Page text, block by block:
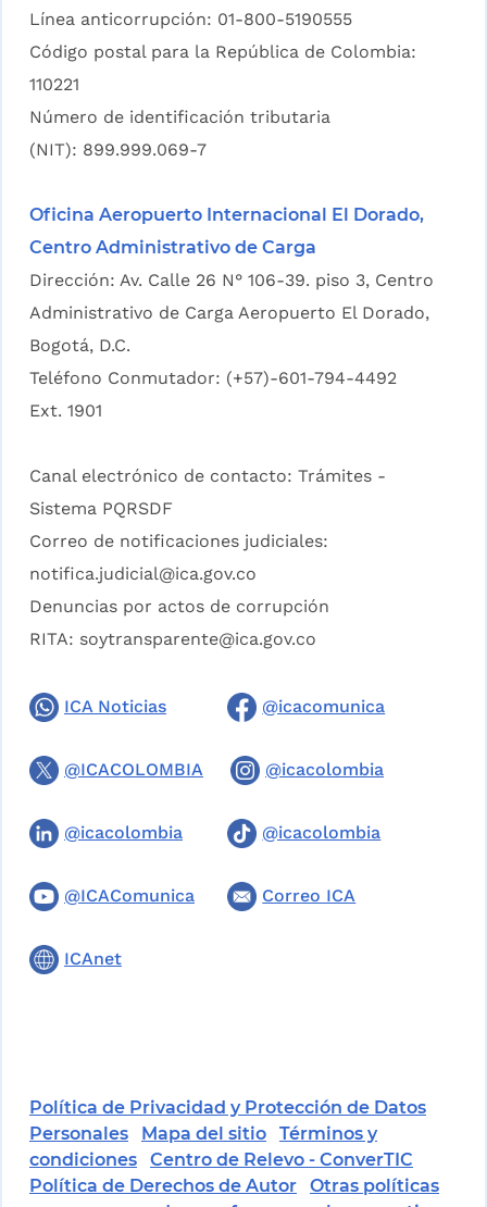
Línea anticorrupción: 01-800-5190555
Código postal para la República de Colombia:
110221
Número de identificación tributaria
(NIT): 899.999.069-7
Oficina Aeropuerto Internacional El Dorado,
Centro Administrativo de Carga
Dirección: Av. Calle 26 N° 106-39. piso 3, Centro
Administrativo de Carga Aeropuerto El Dorado,
Bogotá, D.C.
Teléfono Conmutador: (+57)-601-794-4492
Ext. 1901
Canal electrónico de contacto: Trámites -
Sistema PQRSDF
Correo de notificaciones judiciales:
notifica.judicial@ica.gov.co
Denuncias por actos de corrupción
RITA: soytransparente@ica.gov.co
ICA Noticias @icacomunica
@ICACOLOMBIA @icacolombia
@icacolombia @icacolombia
@ICAComunica Correo ICA
ICAnet
Política de Privacidad y Protección de Datos
Personales
Mapa del sitio
Términos y
condiciones
Centro de Relevo - ConverTIC
Política de Derechos de Autor
Otras políticas